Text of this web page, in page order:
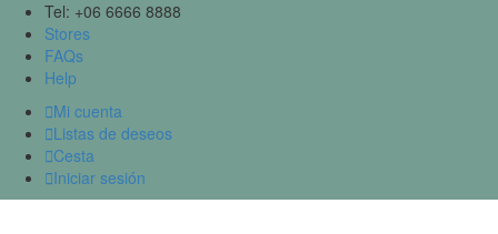
Tel: +06 6666 8888
Stores
FAQs
Help
Mi cuenta
Listas de deseos
Cesta
Iniciar sesión